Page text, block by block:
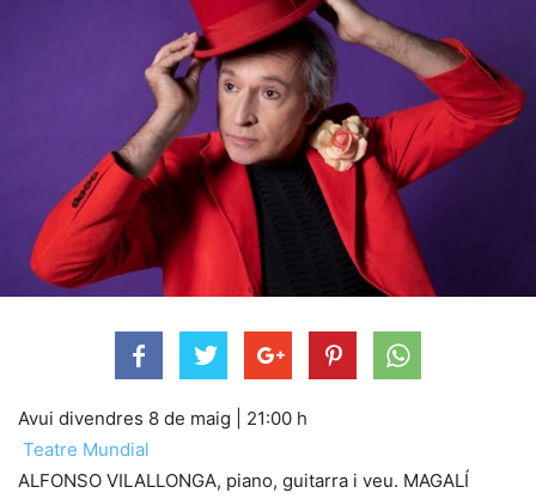
Avui divendres 8 de maig
21:00 h
Teatre Mundial
ALFONSO VILALLONGA, piano, guitarra i veu. MAGALÍ